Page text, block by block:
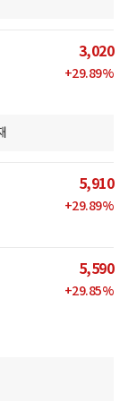
3,020
+29.89%
5,910
+29.89%
5,590
+29.85%